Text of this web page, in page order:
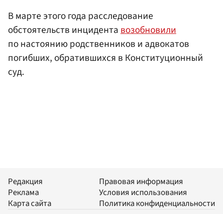
В марте этого года расследование
обстоятельств инцидента возобновили
по настоянию родственников и адвокатов
погибших, обратившихся в Конституционный
суд.
Редакция
Реклама
Карта сайта
Правовая информация
Условия использования
Политика конфиденциальности